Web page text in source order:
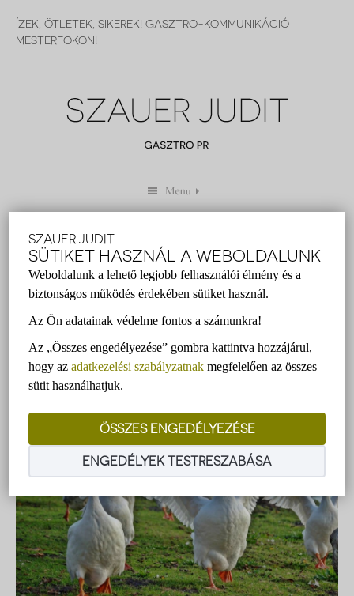
SZAUER JUDIT
SÜTIKET HASZNÁL A WEBOLDALUNK
Weboldalunk a lehető legjobb felhasználói élmény és a
biztonságos működés érdekében sütiket használ.
Az Ön adatainak védelme fontos a számunkra!
Az „Összes engedélyezése” gombra kattintva hozzájárul,
hogy az adatkezelési szabályzatnak megfelelően az összes
sütit használhatjuk.
ÖSSZES ENGEDÉLYEZÉSE
ENGEDÉLYEK TESTRESZABÁSA
ÍZEK, ÖTLETEK, SIKEREK! GASZTRO-KOMMUNIKÁCIÓ
MESTERFOKON!
5 SZUPER BALATONI GASZTRO-
TIPP MÁRTON NAPRA
Szauer Judit 2016 november 03.